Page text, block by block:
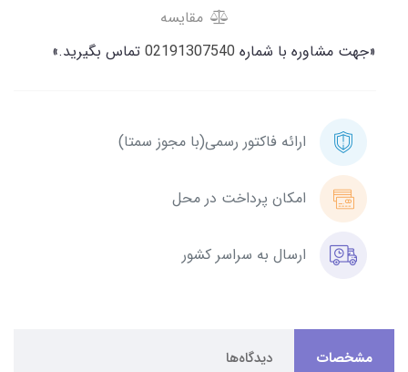
مقایسه
«جهت مشاوره با شماره 02191307540 تماس بگیرید.»
ارائه فاکتور رسمی(با مجوز سمتا)
امکان پرداخت در محل
ارسال به سراسر کشور
مشخصات دیدگاه‌ها